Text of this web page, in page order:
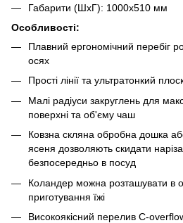
Габарити (ШхГ): 1000х510 мм
Особливості:
Плавний ергономічний перебіг
осях
Прості лінії та ультратонкий
Малі радіуси закруглень для
поверхні та об'єму чаш
Ковзна скляна обробна дошка
ясеня дозволяють скидати
безпосередньо в посуд
Коландер можна розташувати в
приготування їжі
Високоякісний перелив C-